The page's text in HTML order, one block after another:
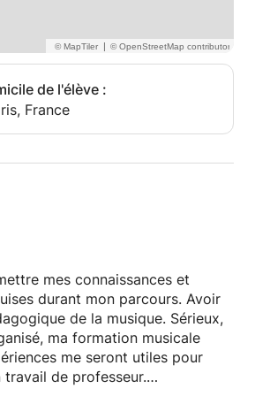
leurs facilités tantôt en
difficultés : le tout par une
|
de l'élève :
France
mes connaissances et
durant mon parcours. Avoir
de la musique. Sérieux,
ma formation musicale
me seront utiles pour
travail de professeur.